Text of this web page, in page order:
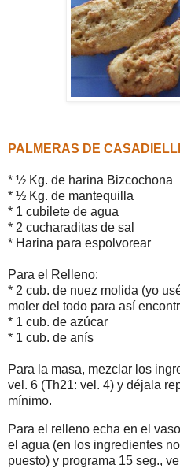
PALMERAS DE
* ½ Kg. de harina Bizcochona
* ½ Kg. de mantequilla
* 1 cubilete de agua
* 2 cucharaditas de sal
* Harina para espolvorear
Para el Relleno:
* 2 cub. de nuez molida (yo
moler del todo para así
* 1 cub. de azúcar
* 1 cub. de anís
Para la masa, mezclar los
vel. 6 (Th21: vel. 4) y déjala
mínimo.
Para el relleno echa en el
el agua (en los ingredientes
puesto) y programa 15 seg.,